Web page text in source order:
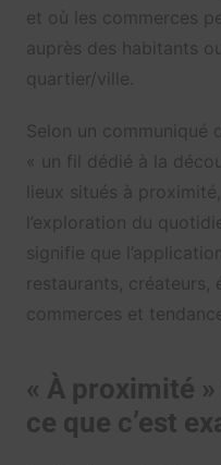
et où les commerces
auprès des habitants
quartier/ville.
Selon un communiqué
« un fil dédié à la
lieux situés à
l’exploration du
signifie que
restaurants, créateurs,
commerces et
« À proximité »
ce que c’est